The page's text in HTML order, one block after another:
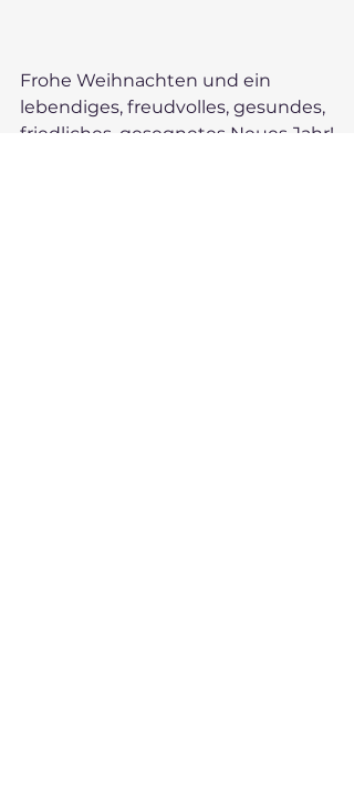
Frohe Weihnachten und ein
lebendiges, freudvolles, gesundes,
friedliches, gesegnetes Neues Jahr!